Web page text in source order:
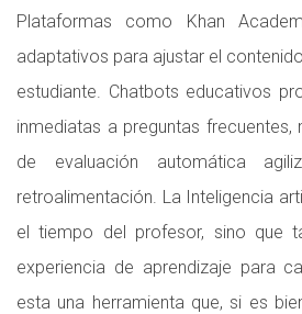
Plataformas como Khan
adaptativos para ajustar el
estudiante. Chatbots educativos
inmediatas a preguntas frecuentes,
de evaluación automática
retroalimentación. La Inteligencia
el tiempo del profesor, sino que
experiencia de aprendizaje para
esta una herramienta que, si es